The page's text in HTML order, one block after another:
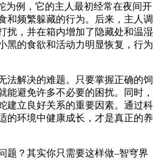
为例，它的主人最初经常在夜间开
和频繁躲藏的行为。后来，主人调
扰，并在箱内增加了隐藏处和温湿
黑的食欲和活动力明显恢复，行为
法解决的难题。只要掌握正确的饲
能避免许多不必要的困扰。同时，
建立良好关系的重要因素。通过科
的环境中健康成长，才是真正的养